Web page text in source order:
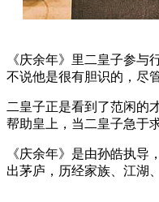
《庆余年》里二皇子参
不说他是很有胆识的，尽
二皇子正是看到了范闲的
帮助皇上，当二皇子急于
《庆余年》是由孙皓执
出茅庐，历经家族、江湖